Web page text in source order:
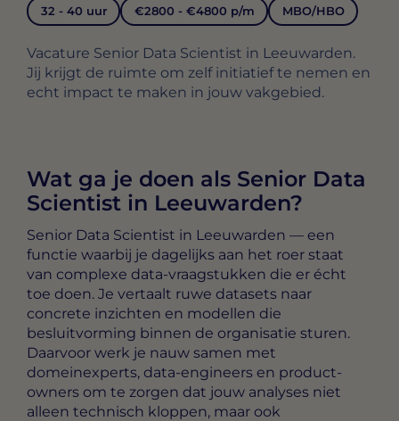
32 - 40 uur €2800 - €4800 p/m MBO/HBO
Vacature Senior Data Scientist in Leeuwarden.
Jij krijgt de ruimte om zelf initiatief te nemen en
echt impact te maken in jouw vakgebied.
Wat ga je doen als Senior Data
Scientist in Leeuwarden?
Senior Data Scientist in Leeuwarden — een
functie waarbij je dagelijks aan het roer staat
van complexe data-vraagstukken die er écht
toe doen. Je vertaalt ruwe datasets naar
concrete inzichten en modellen die
besluitvorming binnen de organisatie sturen.
Daarvoor werk je nauw samen met
domeinexperts, data-engineers en product-
owners om te zorgen dat jouw analyses niet
alleen technisch kloppen, maar ook